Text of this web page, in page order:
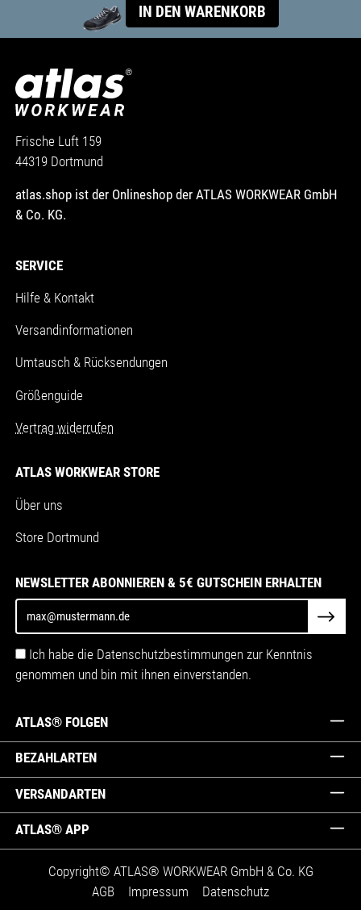
IN DEN WARENKORB
Frische Luft 159
44319 Dortmund
atlas.shop ist der Onlineshop der ATLAS WORKWEAR GmbH
& Co. KG.
SERVICE
Hilfe & Kontakt
Versandinformationen
Umtausch & Rücksendungen
Größenguide
Vertrag widerrufen
ATLAS WORKWEAR STORE
Über uns
Store Dortmund
NEWSLETTER ABONNIEREN & 5€ GUTSCHEIN ERHALTEN
Ich habe die Datenschutzbestimmungen zur Kenntnis
genommen und bin mit ihnen einverstanden.
ATLAS® FOLGEN
BEZAHLARTEN
VERSANDARTEN
ATLAS® APP
Copyright© ATLAS® WORKWEAR GmbH & Co. KG
AGB
Impressum Datenschutz